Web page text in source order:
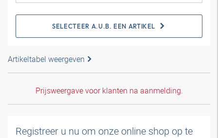
SELECTEER A.U.B. EEN ARTIKEL
Artikeltabel weergeven
Prijsweergave voor klanten na aanmelding.
Registreer u nu om onze online shop op te